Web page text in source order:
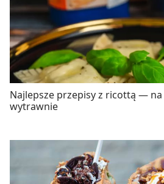
Najlepsze przepisy z ricottą — na
wytrawnie